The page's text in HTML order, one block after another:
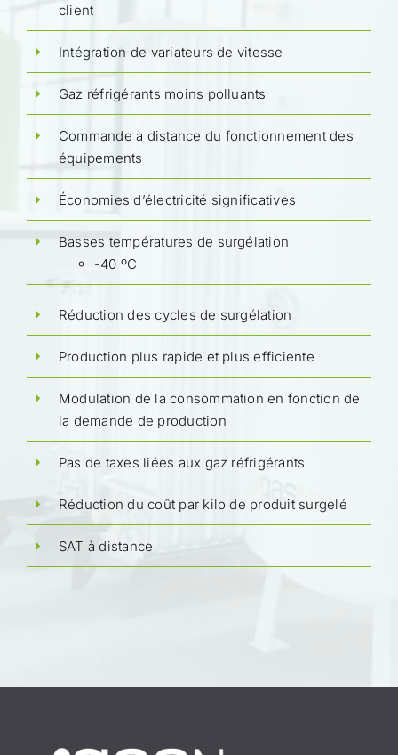
client
Intégration de variateurs de vitesse
Gaz réfrigérants moins polluants
Commande à distance du fonctionnement des
équipements
Économies d’électricité significatives
Basses températures de surgélation
-40 ºC
Réduction des cycles de surgélation
Production plus rapide et plus efficiente
Modulation de la consommation en fonction de
la demande de production
Pas de taxes liées aux gaz réfrigérants
Réduction du coût par kilo de produit surgelé
SAT à distance